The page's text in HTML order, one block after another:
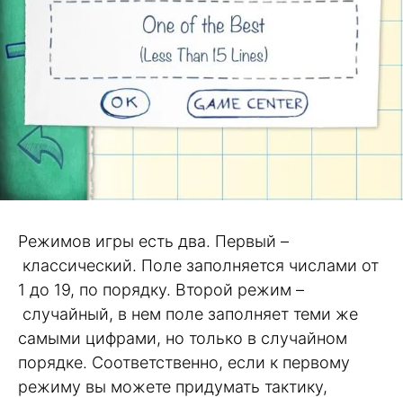
Режимов игры есть два. Первый –
классический. Поле заполняется числами от
1 до 19, по порядку. Второй режим –
случайный, в нем поле заполняет теми же
самыми цифрами, но только в случайном
порядке. Соответственно, если к первому
режиму вы можете придумать тактику,